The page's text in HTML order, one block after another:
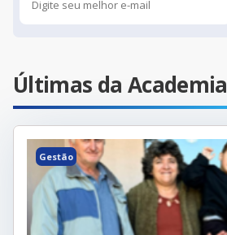
Últimas da Academia
Gestão